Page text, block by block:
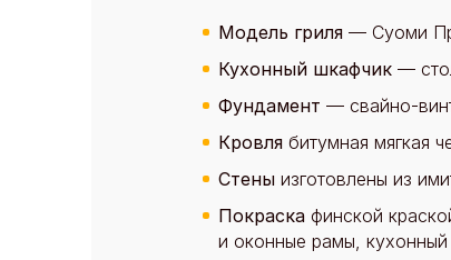
Модель гриля — Суоми
Кухонный шкафчик —
Фундамент — свайно-
Кровля битумная мягкая
Стены изготовлены из
Покраска финской
и оконные рамы,